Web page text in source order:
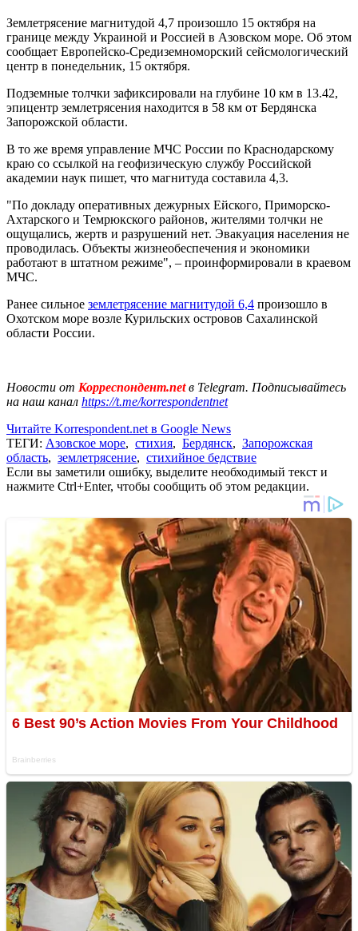
Землетрясение магнитудой 4,7 произошло 15 октября на
границе между Украиной и Россией в Азовском море. Об этом
сообщает Европейско-Средиземноморский сейсмологический
центр в понедельник, 15 октября.
Подземные толчки зафиксировали на глубине 10 км в 13.42,
эпицентр землетрясения находится в 58 км от Бердянска
Запорожской области.
В то же время управление МЧС России по Краснодарскому
краю со ссылкой на геофизическую службу Российской
академии наук пишет, что магнитуда составила 4,3.
"По докладу оперативных дежурных Ейского, Приморско-
Ахтарского и Темрюкского районов, жителями толчки не
ощущались, жертв и разрушений нет. Эвакуация населения не
проводилась. Объекты жизнеобеспечения и экономики
работают в штатном режиме", – проинформировали в краевом
МЧС.
Ранее сильное землетрясение магнитудой 6,4 произошло в
Охотском море возле Курильских островов Сахалинской
области России.
Новости от Корреспондент.netв Telegram. Подписывайтесь
на наш канал https://t.me/korrespondentnet
Читайте Korrespondent.net в Google News
ТЕГИ: Азовское море, стихия, Бердянск, Запорожская
область, землетрясение, стихийное бедствие
Если вы заметили ошибку, выделите необходимый текст и
нажмите Ctrl+Enter, чтобы сообщить об этом редакции.